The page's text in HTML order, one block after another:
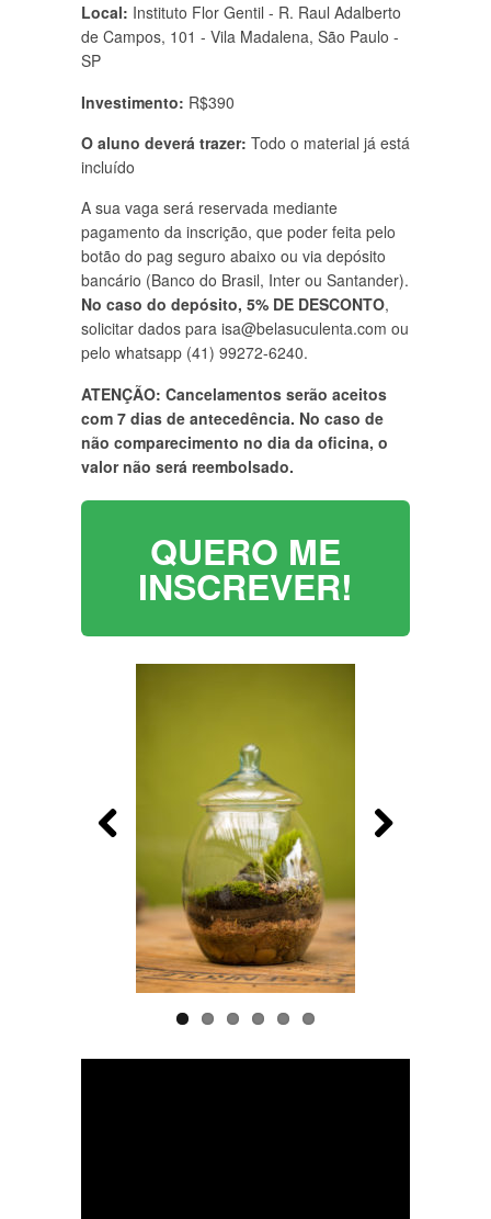
Local: Instituto Flor Gentil - R. Raul Adalberto
de Campos, 101 - Vila Madalena, São Paulo -
SP
Investimento: R$390
O aluno deverá trazer: Todo o material já está
incluído
A sua vaga será reservada mediante
pagamento da inscrição, que poder feita pelo
botão do pag seguro abaixo ou via depósito
bancário (Banco do Brasil, Inter ou Santander).
No caso do depósito, 5% DE DESCONTO,
solicitar dados para isa@belasuculenta.com ou
pelo whatsapp (41) 99272-6240.
ATENÇÃO: Cancelamentos serão aceitos
com 7 dias de antecedência. No caso de
não comparecimento no dia da oficina, o
valor não será reembolsado.
QUERO ME
INSCREVER!